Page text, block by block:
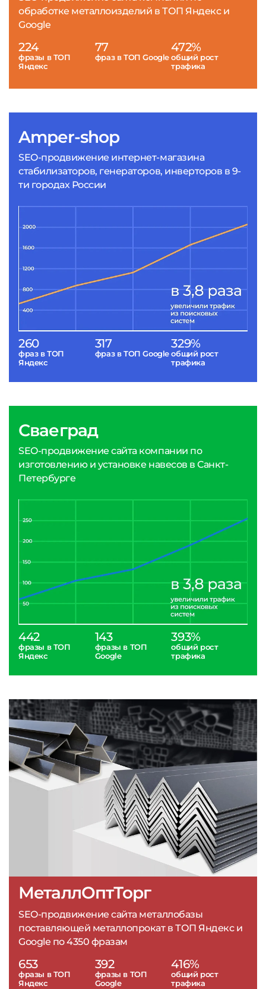
Amper-shop
SEO-продвижение интернет-магазина
стабилизаторов, генераторов, инверторов в 9-
ти городах России
260
фраз в ТОП
Яндекс
317
фраз в ТОП Google
329%
общий рост
трафика
МеталлОптТорг
SEO-продвижение сайта металлобазы
поставляющей металлопрокат в ТОП Яндекс и
Google по 4350 фразам
653
фразы в ТОП
Яндекс
392
фразы в ТОП
Google
416%
общий рост
трафика
обработке металлоизделий в ТОП Яндекс и
Google
224
фразы в ТОП
Яндекс
77
фраз в ТОП Google
472%
общий рост
трафика
Сваеград
SEO-продвижение сайта компании по
изготовлению и установке навесов в Санкт-
Петербурге
442
фразы в ТОП
Яндекс
143
фразы в ТОП
Google
393%
общий рост
трафика